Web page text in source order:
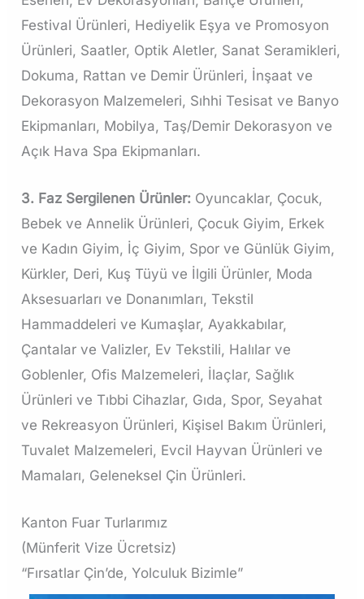
Festival Ürünleri, Hediyelik Eşya ve Promosyon
Ürünleri, Saatler, Optik Aletler, Sanat Seramikleri,
Dokuma, Rattan ve Demir Ürünleri, İnşaat ve
Dekorasyon Malzemeleri, Sıhhi Tesisat ve Banyo
Ekipmanları, Mobilya, Taş/Demir Dekorasyon ve
Açık Hava Spa Ekipmanları.
3. Faz Sergilenen Ürünler: Oyuncaklar, Çocuk,
Bebek ve Annelik Ürünleri, Çocuk Giyim, Erkek
ve Kadın Giyim, İç Giyim, Spor ve Günlük Giyim,
Kürkler, Deri, Kuş Tüyü ve İlgili Ürünler, Moda
Aksesuarları ve Donanımları, Tekstil
Hammaddeleri ve Kumaşlar, Ayakkabılar,
Çantalar ve Valizler, Ev Tekstili, Halılar ve
Goblenler, Ofis Malzemeleri, İlaçlar, Sağlık
Ürünleri ve Tıbbi Cihazlar, Gıda, Spor, Seyahat
ve Rekreasyon Ürünleri, Kişisel Bakım Ürünleri,
Tuvalet Malzemeleri, Evcil Hayvan Ürünleri ve
Mamaları, Geleneksel Çin Ürünleri.
Kanton Fuar Turlarımız
(Münferit Vize Ücretsiz)
“Fırsatlar Çin’de, Yolculuk Bizimle”